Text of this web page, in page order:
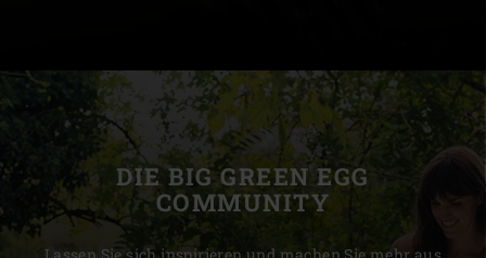
DIE BIG GREEN EGG
COMMUNITY